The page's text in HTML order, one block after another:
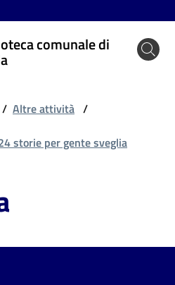
comunale di
/ Altre attività /
storie per gente sveglia